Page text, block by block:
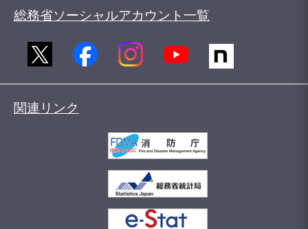
総務省ソーシャルアカウント一覧
関連リンク